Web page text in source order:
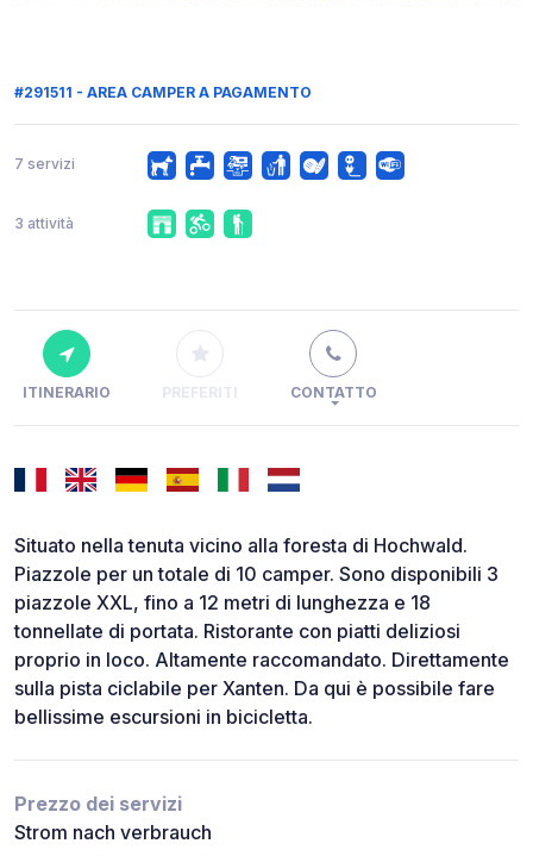
#291511 - AREA CAMPER A PAGAMENTO
7 servizi
3 attività
ITINERARIO PREFERITI CONTATTO
Situato nella tenuta vicino alla foresta di Hochwald.
Piazzole per un totale di 10 camper. Sono disponibili 3
piazzole XXL, fino a 12 metri di lunghezza e 18
tonnellate di portata. Ristorante con piatti deliziosi
proprio in loco. Altamente raccomandato. Direttamente
sulla pista ciclabile per Xanten. Da qui è possibile fare
bellissime escursioni in bicicletta.
Prezzo dei servizi
Strom nach verbrauch